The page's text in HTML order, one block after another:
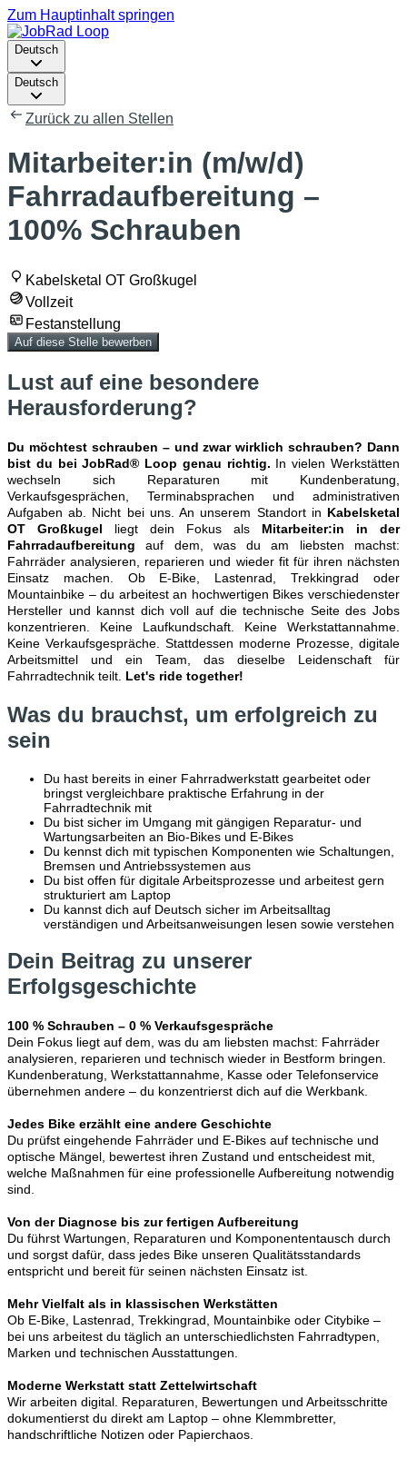
Zum Hauptinhalt springen
Deutsch
Deutsch
Zurück zu allen Stellen
Mitarbeiter:in (m/w/d)
Fahrradaufbereitung –
100% Schrauben
Kabelsketal OT Großkugel
Vollzeit
Festanstellung
Auf diese Stelle bewerben
Lust auf eine besondere
Herausforderung?
Du möchtest schrauben – und zwar wirklich schrauben? Dann
bist du bei JobRad® Loop genau richtig. In vielen Werkstätten
wechseln sich Reparaturen mit Kundenberatung,
Verkaufsgesprächen, Terminabsprachen und administrativen
Aufgaben ab. Nicht bei uns. An unserem Standort in Kabelsketal
OT Großkugel liegt dein Fokus als Mitarbeiter:in in der
Fahrradaufbereitung auf dem, was du am liebsten machst:
Fahrräder analysieren, reparieren und wieder fit für ihren nächsten
Einsatz machen. Ob E-Bike, Lastenrad, Trekkingrad oder
Mountainbike – du arbeitest an hochwertigen Bikes verschiedenster
Hersteller und kannst dich voll auf die technische Seite des Jobs
konzentrieren. Keine Laufkundschaft. Keine Werkstattannahme.
Keine Verkaufsgespräche. Stattdessen moderne Prozesse, digitale
Arbeitsmittel und ein Team, das dieselbe Leidenschaft für
Fahrradtechnik teilt. Let's ride together!
Was du brauchst, um erfolgreich zu
sein
Du hast bereits in einer Fahrradwerkstatt gearbeitet oder
bringst vergleichbare praktische Erfahrung in der
Fahrradtechnik mit
Du bist sicher im Umgang mit gängigen Reparatur- und
Wartungsarbeiten an Bio-Bikes und E-Bikes
Du kennst dich mit typischen Komponenten wie Schaltungen,
Bremsen und Antriebssystemen aus
Du bist offen für digitale Arbeitsprozesse und arbeitest gern
strukturiert am Laptop
Du kannst dich auf Deutsch sicher im Arbeitsalltag
verständigen und Arbeitsanweisungen lesen sowie verstehen
Dein Beitrag zu unserer
Erfolgsgeschichte
100 % Schrauben – 0 % Verkaufsgespräche
Dein Fokus liegt auf dem, was du am liebsten machst: Fahrräder
analysieren, reparieren und technisch wieder in Bestform bringen.
Kundenberatung, Werkstattannahme, Kasse oder Telefonservice
übernehmen andere – du konzentrierst dich auf die Werkbank.
Jedes Bike erzählt eine andere Geschichte
Du prüfst eingehende Fahrräder und E-Bikes auf technische und
optische Mängel, bewertest ihren Zustand und entscheidest mit,
welche Maßnahmen für eine professionelle Aufbereitung notwendig
sind.
Von der Diagnose bis zur fertigen Aufbereitung
Du führst Wartungen, Reparaturen und Komponententausch durch
und sorgst dafür, dass jedes Bike unseren Qualitätsstandards
entspricht und bereit für seinen nächsten Einsatz ist.
Mehr Vielfalt als in klassischen Werkstätten
Ob E-Bike, Lastenrad, Trekkingrad, Mountainbike oder Citybike –
bei uns arbeitest du täglich an unterschiedlichsten Fahrradtypen,
Marken und technischen Ausstattungen.
Moderne Werkstatt statt Zettelwirtschaft
Wir arbeiten digital. Reparaturen, Bewertungen und Arbeitsschritte
dokumentierst du direkt am Laptop – ohne Klemmbretter,
handschriftliche Notizen oder Papierchaos.